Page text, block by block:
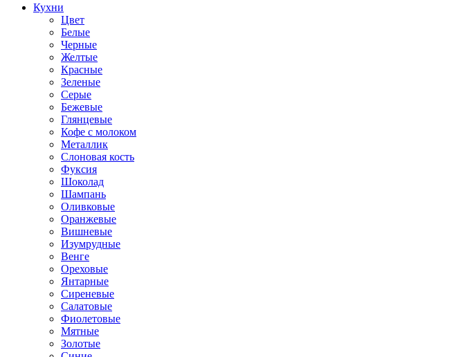
Кухни
Цвет
Белые
Черные
Желтые
Красные
Зеленые
Серые
Бежевые
Глянцевые
Кофе с молоком
Металлик
Слоновая кость
Фуксия
Шоколад
Шампань
Оливковые
Оранжевые
Вишневые
Изумрудные
Венге
Ореховые
Янтарные
Сиреневые
Салатовые
Фиолетовые
Мятные
Золотые